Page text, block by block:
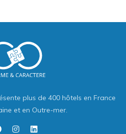
plus de 400 hôtels en France
et en Outre-mer.